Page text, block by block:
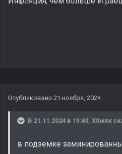
Опубликовано 21 ноября, 2024
В 21.11.2024 в 19:40, Х0мяк
в подземке